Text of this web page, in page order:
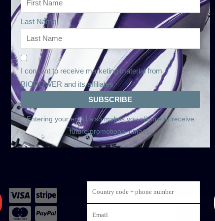
Last Name
I consent to receive marketing material from
BIOROWER and its affiliates
Entering your email also makes you eligible to receive
future promotional emails.
Conditions de location et de location-achat
utilise des cookies pour améliorer votre expérience.